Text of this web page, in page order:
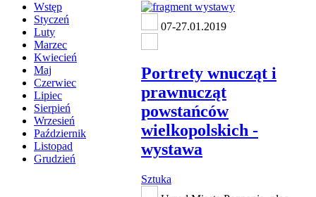
Wstęp
Styczeń
Luty
Marzec
Kwiecień
Maj
Czerwiec
Lipiec
Sierpień
Wrzesień
Październik
Listopad
Grudzień
07-27.01.2019
Portrety wnucząt i
prawnucząt
powstańców
wielkopolskich -
wystawa
Sztuka